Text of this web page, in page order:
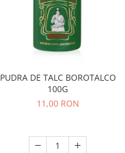
PUDRA DE TALC BOROTALCO
100G
11,00 RON